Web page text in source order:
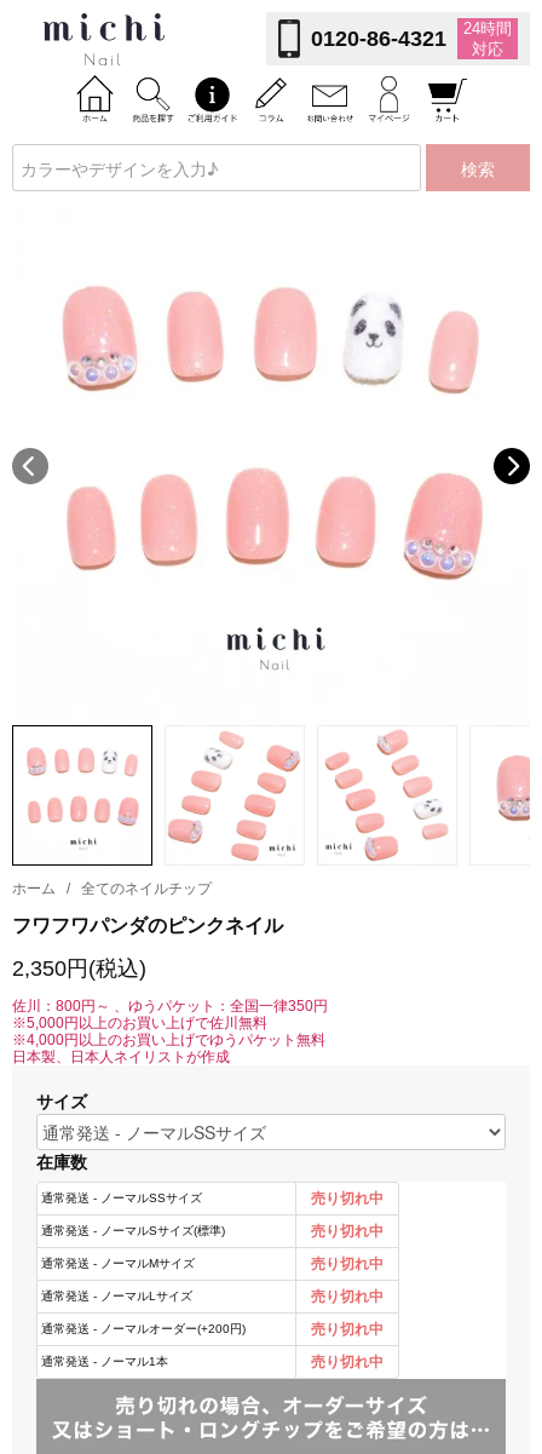
0120-86-4321
24時間
対応
検索
ホーム / 全てのネイルチップ
フワフワパンダのピンクネイル
2,350円(税込)
佐川：800円～ 、ゆうパケット：全国一律350円
※5,000円以上のお買い上げで佐川無料
※4,000円以上のお買い上げでゆうパケット無料
日本製、日本人ネイリストが作成
サイズ
在庫数